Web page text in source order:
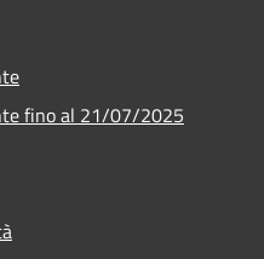
fino al 21/07/2025